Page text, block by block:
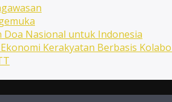
Doa Nasional untuk Indonesia
Kerakyatan Berbasis